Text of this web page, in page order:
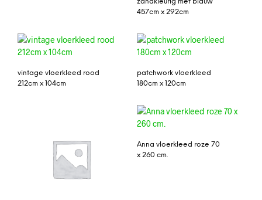
zandkleurig met blauw
457cm x 292cm
vintage vloerkleed rood
212cm x 104cm
patchwork vloerkleed
180cm x 120cm
Anna vloerkleed roze 70
x 260 cm.